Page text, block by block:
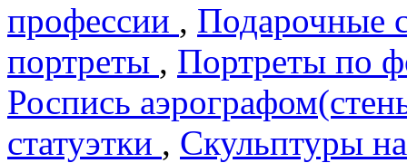
профеcсии , Подарочные
портреты , Портреты по
Роспись
статуэтки , Скульптуры